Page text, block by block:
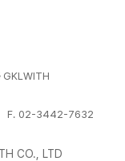
GKLWITH
F. 02-3442-7632
CO., LTD